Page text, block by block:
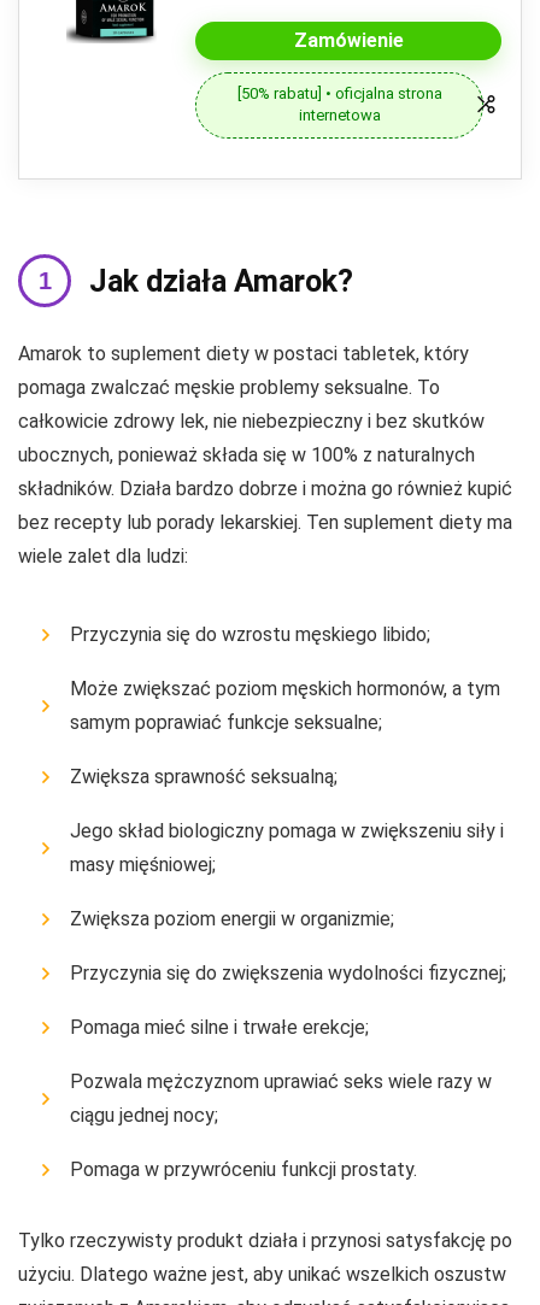
Zamówienie
[50% rabatu] • oficjalna strona
internetowa
Jak działa Amarok?
Amarok to suplement diety w postaci tabletek, który
pomaga zwalczać męskie problemy seksualne. To
całkowicie zdrowy lek, nie niebezpieczny i bez skutków
ubocznych, ponieważ składa się w 100% z naturalnych
składników. Działa bardzo dobrze i można go również kupić
bez recepty lub porady lekarskiej. Ten suplement diety ma
wiele zalet dla ludzi:
Przyczynia się do wzrostu męskiego libido;
Może zwiększać poziom męskich hormonów, a tym
samym poprawiać funkcje seksualne;
Zwiększa sprawność seksualną;
Jego skład biologiczny pomaga w zwiększeniu siły i
masy mięśniowej;
Zwiększa poziom energii w organizmie;
Przyczynia się do zwiększenia wydolności fizycznej;
Pomaga mieć silne i trwałe erekcje;
Pozwala mężczyznom uprawiać seks wiele razy w
ciągu jednej nocy;
Pomaga w przywróceniu funkcji prostaty.
Tylko rzeczywisty produkt działa i przynosi satysfakcję po
użyciu. Dlatego ważne jest, aby unikać wszelkich oszustw